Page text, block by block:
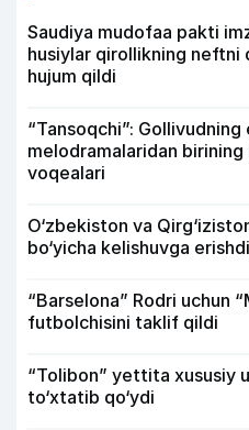
Saudiya mudofaa pakti
husiylar qirollikning neftni
hujum qildi
“Tansoqchi”: Gollivudning
melodramalaridan
voqealari
O‘zbekiston va
bo‘yicha kelishuvga erishdi
“Barselona” Rodri uchun
futbolchisini taklif qildi
“Tolibon” yettita xususiy
to‘xtatib qo‘ydi